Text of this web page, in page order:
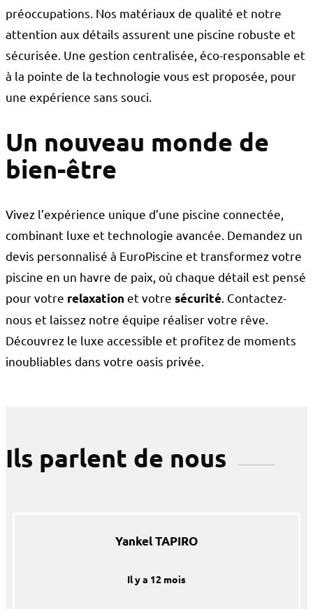
préoccupations. Nos matériaux de qualité et notre
attention aux détails assurent une piscine robuste et
sécurisée. Une gestion centralisée, éco-responsable et
à la pointe de la technologie vous est proposée, pour
une expérience sans souci.
Un nouveau monde de
bien-être
Vivez l’expérience unique d’une piscine connectée,
combinant luxe et technologie avancée. Demandez un
devis personnalisé à EuroPiscine et transformez votre
piscine en un havre de paix, où chaque détail est pensé
pour votre relaxation et votre sécurité . Contactez-
nous et laissez notre équipe réaliser votre rêve.
Découvrez le luxe accessible et profitez de moments
inoubliables dans votre oasis privée.
Ils parlent de nous
Yankel TAPIRO
Il y a 12 mois